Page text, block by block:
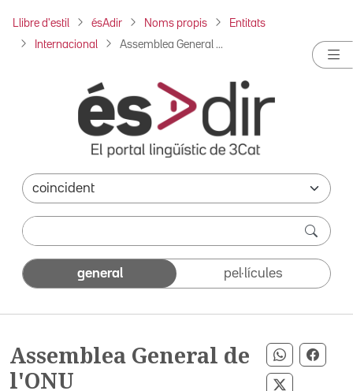
Llibre d'estil ésAdir Noms propis Entitats
Internacional Assemblea General ...
general pel·lícules
Assemblea General de
l'ONU
Compartir
Compartir